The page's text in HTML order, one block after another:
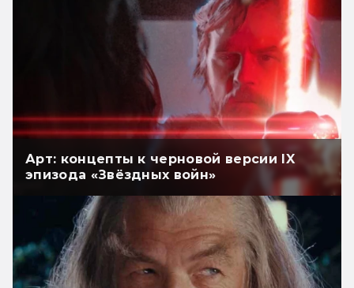
Арт: концепты к черновой версии IX
эпизода «Звёздных войн»